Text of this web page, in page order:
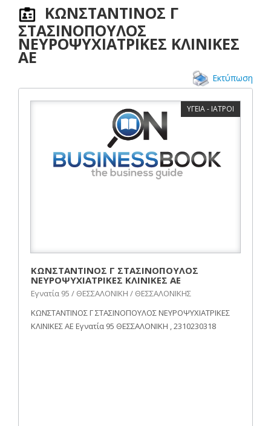
ΚΩΝΣΤΑΝΤΙΝΟΣ Γ
ΣΤΑΣΙΝΟΠΟΥΛΟΣ
ΝΕΥΡΟΨΥΧΙΑΤΡΙΚΕΣ ΚΛΙΝΙΚΕΣ
ΑΕ
Εκτύπωση
ΥΓΕΙΑ - ΙΑΤΡΟΙ
ΚΩΝΣΤΑΝΤΙΝΟΣ Γ ΣΤΑΣΙΝΟΠΟΥΛΟΣ
ΝΕΥΡΟΨΥΧΙΑΤΡΙΚΕΣ ΚΛΙΝΙΚΕΣ ΑΕ
Εγνατία 95 / ΘΕΣΣΑΛΟΝΙΚΗ / ΘΕΣΣΑΛΟΝΙΚΗΣ
ΚΩΝΣΤΑΝΤΙΝΟΣ Γ ΣΤΑΣΙΝΟΠΟΥΛΟΣ ΝΕΥΡΟΨΥΧΙΑΤΡΙΚΕΣ
ΚΛΙΝΙΚΕΣ ΑΕ Εγνατία 95 ΘΕΣΣΑΛΟΝΙΚΗ , 2310230318